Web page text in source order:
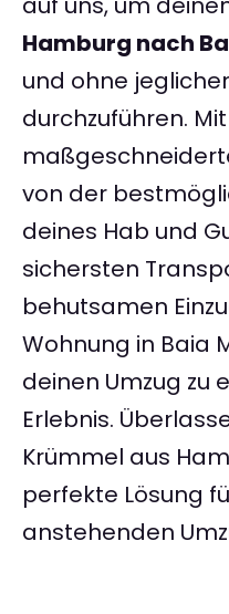
Hamburg nach
und ohne
durchzuführen.
von der
deines Hab und
sichersten
behutsamen
Wohnung in Baia
deinen Umzug zu
Erlebnis.
Krümmel aus
perfekte Lösung
anstehenden